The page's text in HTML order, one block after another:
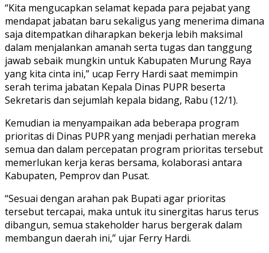
“Kita mengucapkan selamat kepada para pejabat yang
mendapat jabatan baru sekaligus yang menerima dimana
saja ditempatkan diharapkan bekerja lebih maksimal
dalam menjalankan amanah serta tugas dan tanggung
jawab sebaik mungkin untuk Kabupaten Murung Raya
yang kita cinta ini,” ucap Ferry Hardi saat memimpin
serah terima jabatan Kepala Dinas PUPR beserta
Sekretaris dan sejumlah kepala bidang, Rabu (12/1).
Kemudian ia menyampaikan ada beberapa program
prioritas di Dinas PUPR yang menjadi perhatian mereka
semua dan dalam percepatan program prioritas tersebut
memerlukan kerja keras bersama, kolaborasi antara
Kabupaten, Pemprov dan Pusat.
“Sesuai dengan arahan pak Bupati agar prioritas
tersebut tercapai, maka untuk itu sinergitas harus terus
dibangun, semua stakeholder harus bergerak dalam
membangun daerah ini,” ujar Ferry Hardi.